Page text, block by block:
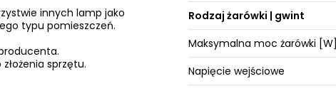
innych lamp jako
typu pomieszczeń.
sprzętu.
Rodzaj żarówki | gwint
Maksymalna moc żarówki [W]
Napięcie wejściowe